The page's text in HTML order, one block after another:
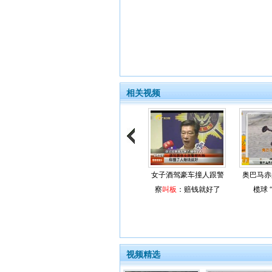
相关视频
女子酒驾豪车撞人跟警
察叫板 ：赔钱就好了
奥巴马
榄球 “
视频精选